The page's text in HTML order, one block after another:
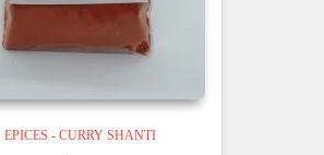
EPICES - CURRY SHANTI